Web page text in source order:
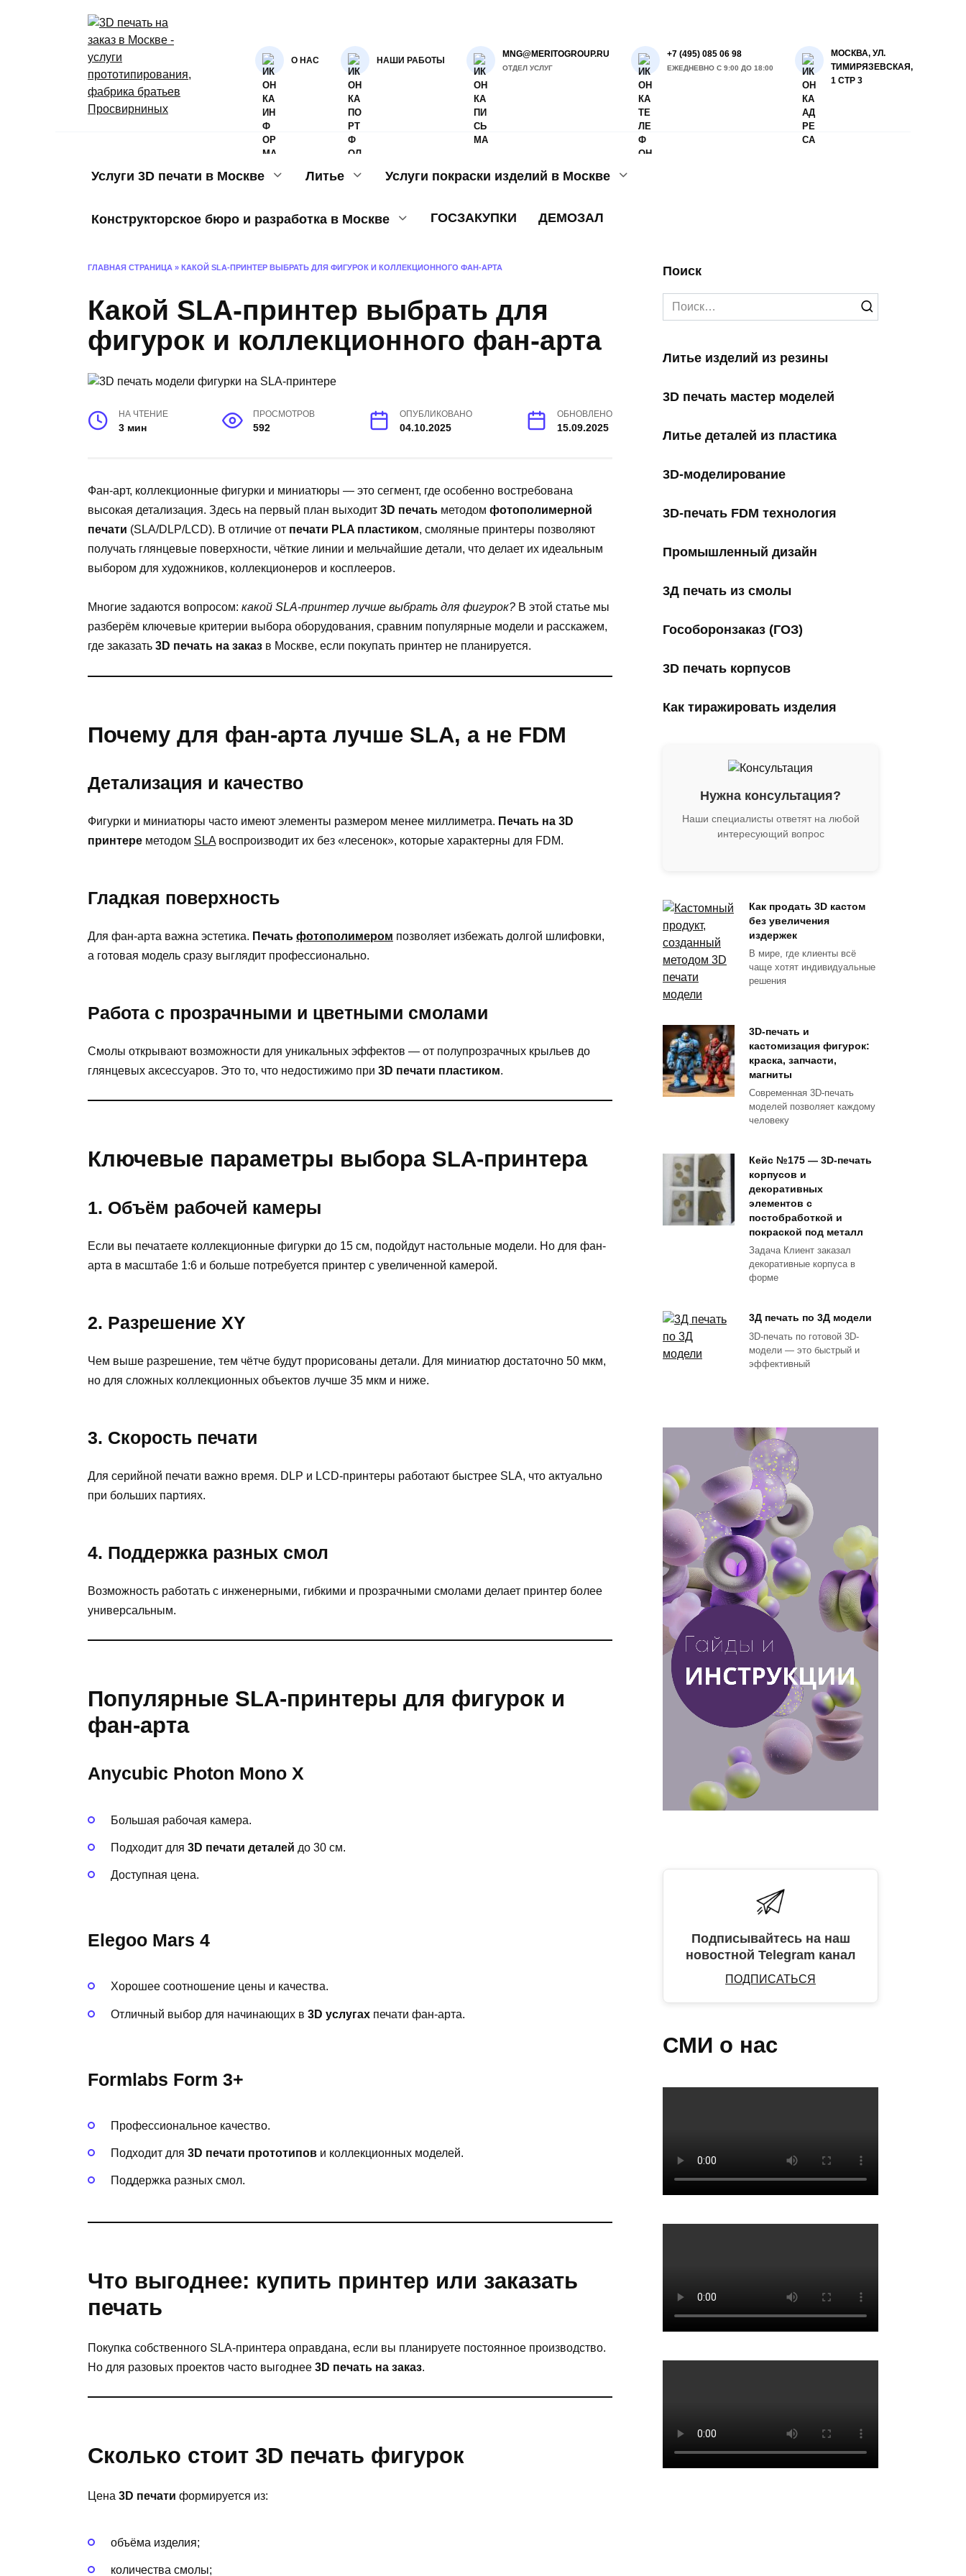
О НАС НАШИ РАБОТЫ
MNG@MERITOGROUP.RU
ОТДЕЛ УСЛУГ
+7 (495) 085 06 98
ЕЖЕДНЕВНО С 9:00 ДО 18:00
МОСКВА, УЛ.
ТИМИРЯЗЕВСКАЯ,
1 СТР 3
Услуги 3D печати в Москве Литье Услуги покраски изделий в Москве
Конструкторское бюро и разработка в Москве ГОСЗАКУПКИ ДЕМОЗАЛ
ГЛАВНАЯ СТРАНИЦА » КАКОЙ SLA-ПРИНТЕР ВЫБРАТЬ ДЛЯ ФИГУРОК И КОЛЛЕКЦИОННОГО ФАН-АРТА
Какой SLA-принтер выбрать для
фигурок и коллекционного фан-арта
НА ЧТЕНИЕ
3 мин
ПРОСМОТРОВ
592
ОПУБЛИКОВАНО
04.10.2025
ОБНОВЛЕНО
15.09.2025
Фан-арт, коллекционные фигурки и миниатюры — это сегмент, где особенно востребована
высокая детализация. Здесь на первый план выходит 3D печать методом фотополимерной
печати (SLA/DLP/LCD). В отличие от печати PLA пластиком, смоляные принтеры позволяют
получать глянцевые поверхности, чёткие линии и мельчайшие детали, что делает их идеальным
выбором для художников, коллекционеров и косплееров.
Многие задаются вопросом: какой SLA-принтер лучше выбрать для фигурок? В этой статье мы
разберём ключевые критерии выбора оборудования, сравним популярные модели и расскажем,
где заказать 3D печать на заказ в Москве, если покупать принтер не планируется.
Почему для фан-арта лучше SLA, а не FDM
Детализация и качество
Фигурки и миниатюры часто имеют элементы размером менее миллиметра. Печать на 3D
принтере методом SLAвоспроизводит их без «лесенок», которые характерны для FDM.
Гладкая поверхность
Для фан-арта важна эстетика. Печать фотополимером позволяет избежать долгой шлифовки,
а готовая модель сразу выглядит профессионально.
Работа с прозрачными и цветными смолами
Смолы открывают возможности для уникальных эффектов — от полупрозрачных крыльев до
глянцевых аксессуаров. Это то, что недостижимо при 3D печати пластиком.
Ключевые параметры выбора SLA-принтера
1. Объём рабочей камеры
Если вы печатаете коллекционные фигурки до 15 см, подойдут настольные модели. Но для фан-
арта в масштабе 1:6 и больше потребуется принтер с увеличенной камерой.
2. Разрешение XY
Чем выше разрешение, тем чётче будут прорисованы детали. Для миниатюр достаточно 50 мкм,
но для сложных коллекционных объектов лучше 35 мкм и ниже.
3. Скорость печати
Для серийной печати важно время. DLP и LCD-принтеры работают быстрее SLA, что актуально
при больших партиях.
4. Поддержка разных смол
Возможность работать с инженерными, гибкими и прозрачными смолами делает принтер более
универсальным.
Популярные SLA-принтеры для фигурок и
фан-арта
Anycubic Photon Mono X
Большая рабочая камера.
Подходит для 3D печати деталей до 30 см.
Доступная цена.
Elegoo Mars 4
Хорошее соотношение цены и качества.
Отличный выбор для начинающих в 3D услугах печати фан-арта.
Formlabs Form 3+
Профессиональное качество.
Подходит для 3D печати прототипов и коллекционных моделей.
Поддержка разных смол.
Что выгоднее: купить принтер или заказать
печать
Покупка собственного SLA-принтера оправдана, если вы планируете постоянное производство.
Но для разовых проектов часто выгоднее 3D печать на заказ.
Сколько стоит 3D печать фигурок
Цена 3D печати формируется из:
объёма изделия;
количества смолы;
Поиск
Search
for:
Литье изделий из резины
3D печать мастер моделей
Литье деталей из пластика
3D-моделирование
3D-печать FDM технология
Промышленный дизайн
3Д печать из смолы
Гособоронзаказ (ГОЗ)
3D печать корпусов
Как тиражировать изделия
Нужна консультация?
Наши специалисты ответят на любой
интересующий вопрос
Как продать 3D кастом
без увеличения
издержек
В мире, где клиенты всё
чаще хотят индивидуальные
решения
3D-печать и
кастомизация фигурок:
краска, запчасти,
магниты
Современная 3D-печать
моделей позволяет каждому
человеку
Кейс №175 — 3D-печать
корпусов и
декоративных
элементов с
постобработкой и
покраской под металл
Задача Клиент заказал
декоративные корпуса в
форме
3Д печать по 3Д модели
3D-печать по готовой 3D-
модели — это быстрый и
эффективный
Подписывайтесь на наш
новостной Telegram канал
ПОДПИСАТЬСЯ
СМИ о нас